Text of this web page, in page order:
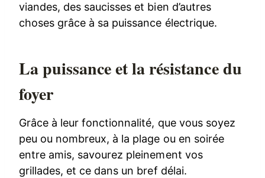
viandes, des saucisses et bien d’autres
choses grâce à sa puissance électrique.
La puissance et la résistance du
foyer
Grâce à leur fonctionnalité, que vous soyez
peu ou nombreux, à la plage ou en soirée
entre amis, savourez pleinement vos
grillades, et ce dans un bref délai.